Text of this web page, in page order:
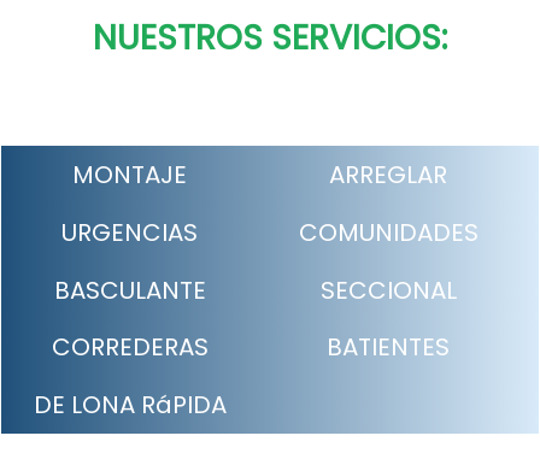
NUESTROS SERVICIOS:
MONTAJE
ARREGLAR
URGENCIAS
COMUNIDADES
BASCULANTE
SECCIONAL
CORREDERAS
BATIENTES
DE LONA RáPIDA